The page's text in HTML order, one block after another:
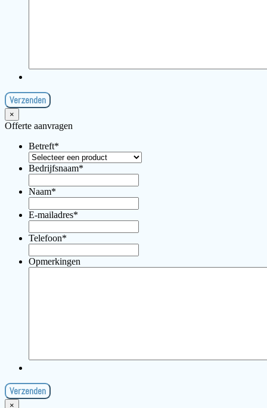
×
Offerte aanvragen
Betreft*
Bedrijfsnaam*
Naam*
E-mailadres*
Telefoon*
Opmerkingen
×